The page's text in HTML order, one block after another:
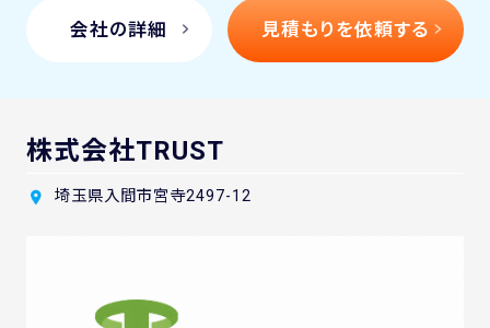
会社の詳細 見積もりを依頼する
株式会社TRUST
埼玉県入間市宮寺2497-12